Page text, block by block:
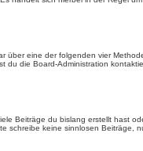
über eine der folgenden vier
du die Board-Administration
Beiträge du bislang erstellt hast
schreibe keine sinnlosen